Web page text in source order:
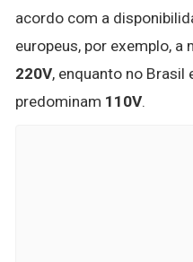
acordo com a
europeus, por exemplo,
220V, enquanto no Brasil
predominam 110V.